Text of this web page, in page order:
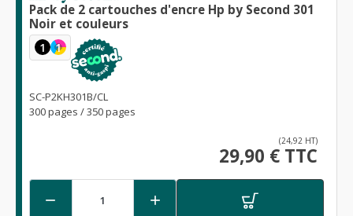
Pack de 2 cartouches d'encre Hp by Second 301
Noir et couleurs
1 1
SC-P2KH301B/CL
300 pages / 350 pages
(24,92 HT)
29,90 € TTC
 